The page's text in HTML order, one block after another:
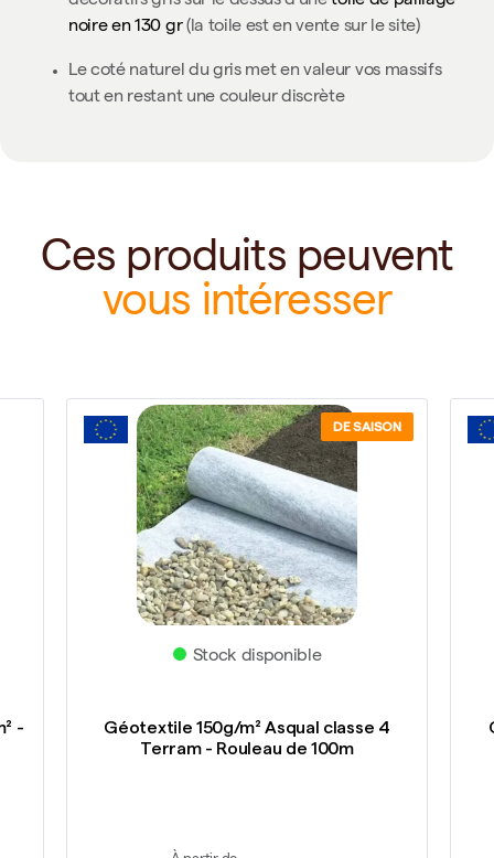
noire en 130 gr(la toile est en vente sur le site)
Le coté naturel du gris met en valeur vos massifs
tout en restant une couleur discrète
Ces produits peuvent
vous intéresser
-
DE SAISON
Stock disponible
Géotextile 150g/m² Asqual classe 4
Terram - Rouleau de 100m